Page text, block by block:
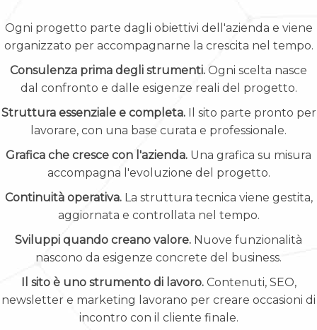
Ogni progetto parte dagli obiettivi dell'azienda e viene
organizzato per accompagnarne la crescita nel tempo.
Consulenza prima degli strumenti. Ogni scelta nasce
dal confronto e dalle esigenze reali del progetto.
Struttura essenziale e completa.Il sito parte pronto per
lavorare, con una base curata e professionale.
Grafica che cresce con l'azienda. Una grafica su misura
accompagna l'evoluzione del progetto.
Continuità operativa.La struttura tecnica viene gestita,
aggiornata e controllata nel tempo.
Sviluppi quando creano valore. Nuove funzionalità
nascono da esigenze concrete del business.
Il sito è uno strumento di lavoro.Contenuti, SEO,
newsletter e marketing lavorano per creare occasioni di
incontro con il cliente finale.